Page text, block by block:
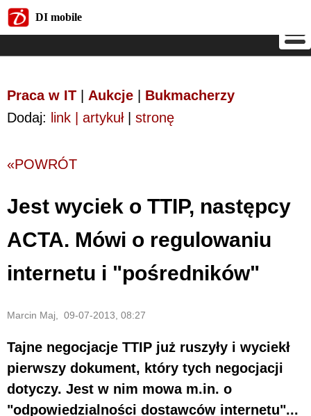
DI mobile
Praca w IT Aukcje
Bukmacherzy
Dodaj: link | artykuł| stronę
«POWRÓT
Jest wyciek o TTIP, następcy
ACTA. Mówi o regulowaniu
internetu i "pośredników"
Marcin Maj, 09-07-2013, 08:27
Tajne negocjacje TTIP już ruszyły i wyciekł
pierwszy dokument, który tych negocjacji
dotyczy. Jest w nim mowa m.in. o
"odpowiedzialności dostawców internetu"...
DI mobile